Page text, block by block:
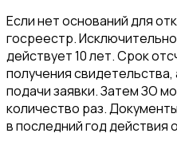
Если нет оснований для
госреестр.
действует 10 лет. Срок
получения
подачи заявки. Затем ЗО
количество раз.
в последний год действия